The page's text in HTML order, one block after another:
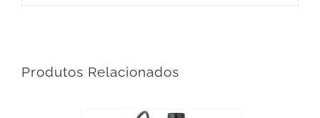
Produtos Relacionados